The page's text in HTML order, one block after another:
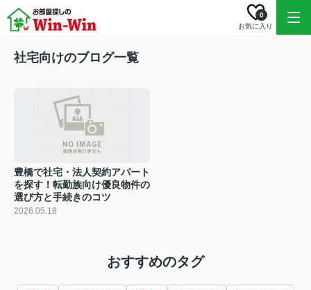
お気に入り
0
社宅向けのブログ一覧
豊橋で社宅・法人契約アパート
を探す！転勤族向け優良物件の
選び方と手続きのコツ
2026.05.18
おすすめのタグ